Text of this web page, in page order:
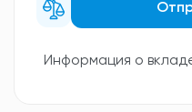
Информация о